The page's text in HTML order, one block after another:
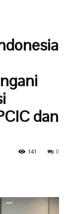
dan
0
141